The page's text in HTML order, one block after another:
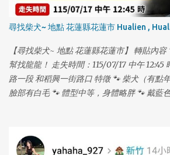
尋找柴犬~ 地點 花蓮縣花蓮市 Hualien ,
【尋找柴犬~ 地點 花蓮縣花蓮市】 轉貼內
幫找龍龍！ 走失時間：115/07/17 中午 12:45
路一段 和稻興一街路口 特徵 🐾 柴犬（有點
臉部有白毛 🐾 體型中等，身體略胖 🐾 戴藍
化聽不見，戴藍項圈。 ⚠️ 不好意思，麻煩大
龍有晶片，母犬已結紮，年紀大，常會發出